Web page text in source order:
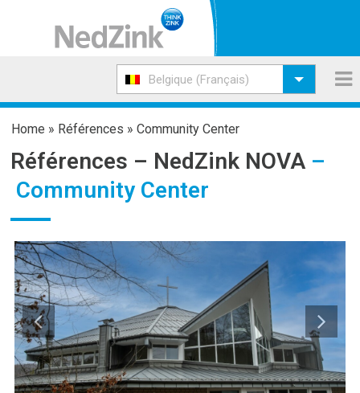
Belgique (Français)
Home » Références » Community Center
Références – NedZink NOVA –
Community Center